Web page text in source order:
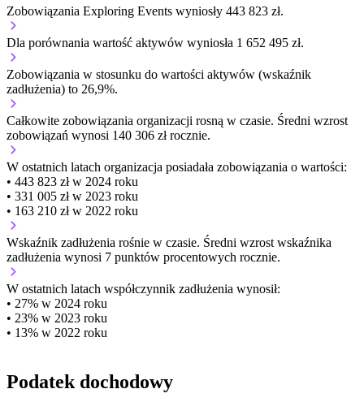
Zobowiązania Exploring Events wyniosły 443 823 zł.
Dla porównania wartość aktywów wyniosła 1 652 495 zł.
Zobowiązania w stosunku do wartości aktywów (wskaźnik
zadłużenia) to 26,9%.
Całkowite zobowiązania organizacji rosną w czasie. Średni wzrost
zobowiązań wynosi 140 306 zł rocznie.
W ostatnich latach organizacja posiadała zobowiązania o wartości:
• 443 823 zł w 2024 roku
• 331 005 zł w 2023 roku
• 163 210 zł w 2022 roku
Wskaźnik zadłużenia rośnie w czasie. Średni wzrost wskaźnika
zadłużenia wynosi 7 punktów procentowych rocznie.
W ostatnich latach współczynnik zadłużenia wynosił:
• 27% w 2024 roku
• 23% w 2023 roku
• 13% w 2022 roku
Podatek dochodowy